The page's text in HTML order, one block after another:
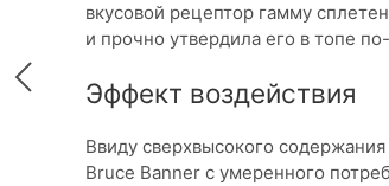
вкусовой рецептор гамму
и прочно утвердила его в топе
Эффект воздействия
Ввиду сверхвысокого
Bruce Banner с умеренного